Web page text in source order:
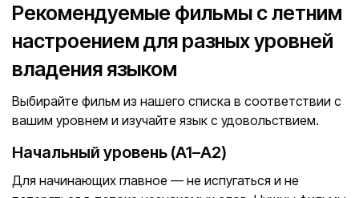
Рекомендуемые фильмы с летним
настроением для разных уровней
владения языком
Выбирайте фильм из нашего списка в соответствии с
вашим уровнем и изучайте язык с удовольствием.
Начальный уровень (A1–A2)
Для начинающих главное — не испугаться и не